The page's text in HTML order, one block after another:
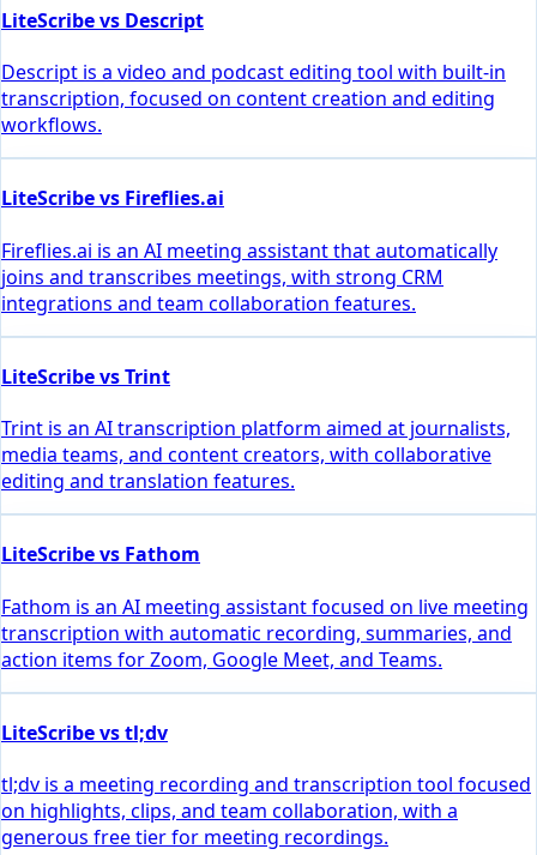
LiteScribe vs Descript
Descript is a video and podcast editing tool with built-in
transcription, focused on content creation and editing
workflows.
LiteScribe vs Fireflies.ai
Fireflies.ai is an AI meeting assistant that automatically
joins and transcribes meetings, with strong CRM
integrations and team collaboration features.
LiteScribe vs Trint
Trint is an AI transcription platform aimed at journalists,
media teams, and content creators, with collaborative
editing and translation features.
LiteScribe vs Fathom
Fathom is an AI meeting assistant focused on live meeting
transcription with automatic recording, summaries, and
action items for Zoom, Google Meet, and Teams.
LiteScribe vs tl;dv
tl;dv is a meeting recording and transcription tool focused
on highlights, clips, and team collaboration, with a
generous free tier for meeting recordings.